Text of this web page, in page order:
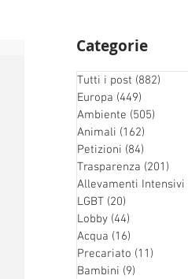
Categorie
Tutti i post (882)
Europa (449)
Ambiente (505)
Animali (162)
Petizioni (84)
Trasparenza (201)
Allevamenti Intensivi
LGBT (20)
Lobby (44)
Acqua (16)
Precariato (11)
Bambini (9)